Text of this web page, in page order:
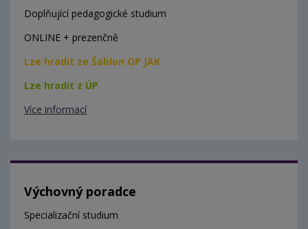
Doplňující pedagogické studium
ONLINE + prezenčně
Lze hradit ze Šablon OP JAK
Lze hradit z ÚP
Více informací
Výchovný poradce
Specializační studium